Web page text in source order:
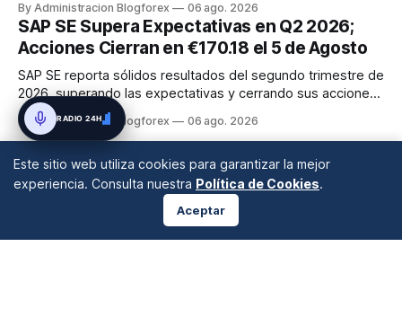
Nasdaq Composite registran caídas. Los bonos soberanos
se mantienen estables, y el petróleo crudo desciende ante
el optimismo por u...
By Administracion Blogforex 06 ago. 2026
SAP SE Supera Expectativas en Q2 2026;
Acciones Cierran en €170.18 el 5 de Agosto
SAP SE reporta sólidos resultados del segundo trimestre de
2026, superando las expectativas y cerrando sus acciones
en €170.18 el 5 de agosto. Este desempeño impulsa el
optimismo en el mercado europeo, con el EURO STOXX 50
By Administracion Blogforex 06 ago. 2026
Este sitio web utiliza cookies para garantizar la mejor
experiencia. Consulta nuestra Política de Cookies.
Aceptar
RADIO 24H